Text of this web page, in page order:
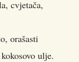
cvjetača,
orašasti
ulje.